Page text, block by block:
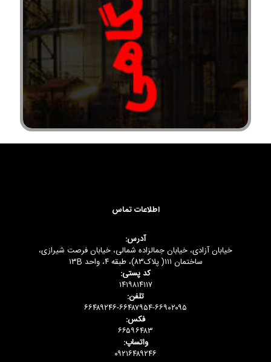
اطلاعات تماس
آدرس:
خیابان آزادی، خیابان جمالزاده شمالی، خیابان فرصت شیرازی،
ساختمان ۱۱۱( پلاک۸۳)، طبقه ۴، واحد ۱۳B
کد پستی:
۱۴۱۹۸۱۴۱۱۷
تلفن:
۶۶۴۸۹۲۴۶-۶۶۴۸۷۹۵۴-۶۶۹۰۲۰۹۵
فکس:
۶۶۵۹۶۴۸۳
واتساپ:
۰۹۲۱۶۴۸۹۲۴۶